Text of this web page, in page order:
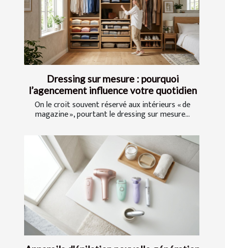
Dressing sur mesure : pourquoi
l’agencement influence votre quotidien
On le croit souvent réservé aux intérieurs « de
magazine », pourtant le dressing sur mesure...